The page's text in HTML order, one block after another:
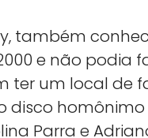
também
e não
ter um local de
disco
Parra e